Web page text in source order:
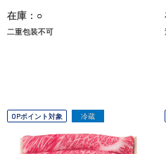
在庫：○
二重包装不可
OPポイント対象 冷蔵